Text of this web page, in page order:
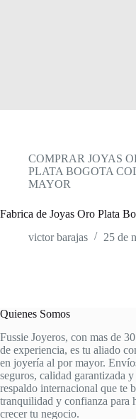
COMPRAR JOYAS
PLATA BOGOTA
MAYOR
Fabrica de Joyas Oro Plata
victor barajas
25 de
Quienes Somos
Fussie Joyeros, con mas de
de experiencia, es tu aliado
en joyería al por mayor.
seguros, calidad garantizada y
respaldo internacional que te
tranquilidad y confianza para
crecer tu negocio.